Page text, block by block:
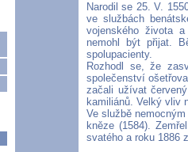
Narodil se 25. V.
ve službách
vojenského života
nemohl být přijat.
spolupacienty.
Rozhodl se, že
společenství
začali užívat
kamiliánů. Velký vliv
Ve službě
kněze (1584).
svatého a roku 1886